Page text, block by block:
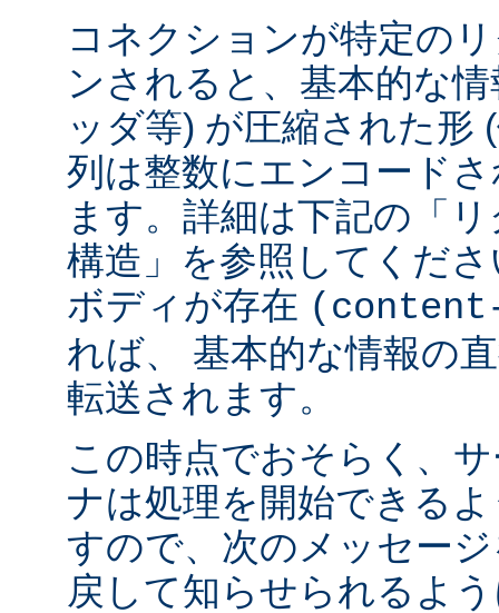
コネクションが特定の
ンされると、基本的な
ッダ等) が圧縮された形
列は整数にエンコード
ます。詳細は下記の「
構造」を参照してくだ
ボディが存在
れば、 基本的な情報の
転送されます。
この時点でおそらく、
ナは処理を開始できる
すので、次のメッセー
戻して知らせられるよ